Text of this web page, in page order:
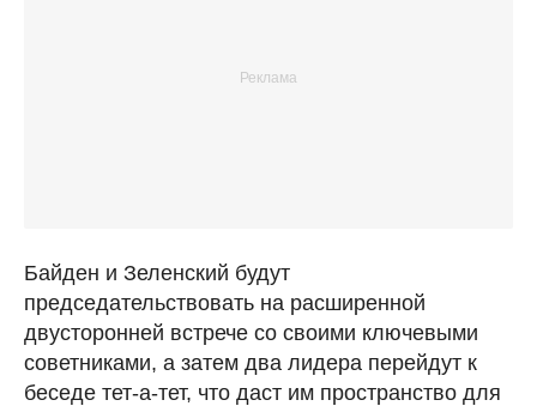
Байден и Зеленский будут
председательствовать на расширенной
двусторонней встрече со своими ключевыми
советниками, а затем два лидера перейдут к
беседе тет-а-тет, что даст им пространство для